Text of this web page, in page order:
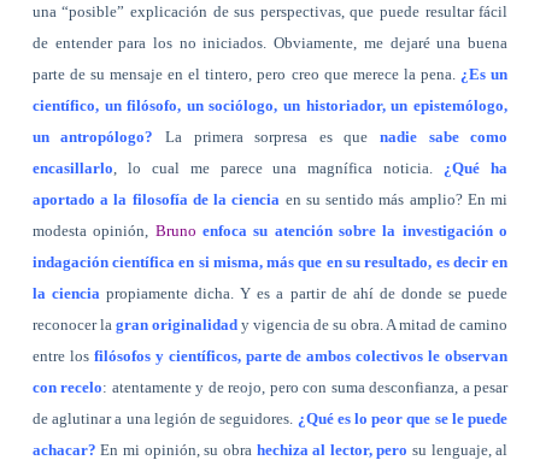
una “posible” explicación de sus perspectivas, que puede resultar fácil
de entender para los no iniciados. Obviamente, me dejaré una buena
parte de su mensaje en el tintero, pero creo que merece la pena. ¿Es un
científico, un filósofo, un sociólogo, un historiador, un epistemólogo,
un antropólogo? La primera sorpresa es que nadie sabe como
encasillarlo , lo cual me parece una magnífica noticia. ¿Qué ha
aportado a la filosofía de la ciencia en su sentido más amplio? En mi
modesta opinión, Bruno enfoca su atención sobre la investigación o
indagación científica en si misma, más que en su resultado, es decir en
la ciencia propiamente dicha. Y es a partir de ahí de donde se puede
reconocer la gran originalidady vigencia de su obra. A mitad de camino
entre los filósofos y científicos, parte de ambos colectivos le observan
con recelo: atentamente y de reojo, pero con suma desconfianza, a pesar
de aglutinar a una legión de seguidores. ¿Qué es lo peor que se le puede
achacar? En mi opinión, su obra hechiza al lector, pero su lenguaje, al